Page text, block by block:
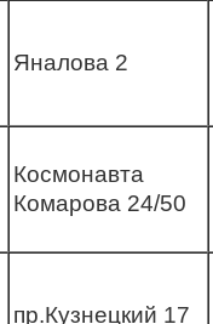
Яналова 2
Космонавта
Комарова 24/50
пр.Кузнецкий 17